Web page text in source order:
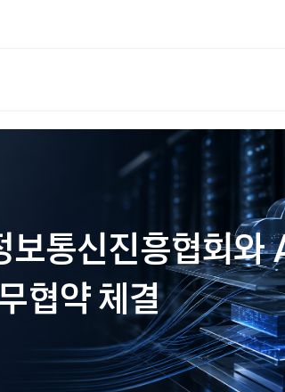
통신진흥협회와
협약 체결